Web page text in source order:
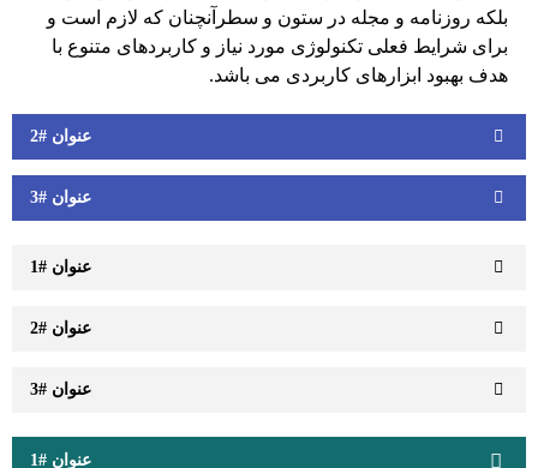
بلکه روزنامه و مجله در ستون و سطرآنچنان که لازم است و
برای شرایط فعلی تکنولوژی مورد نیاز و کاربردهای متنوع با
هدف بهبود ابزارهای کاربردی می باشد.
عنوان #2
عنوان #3
عنوان #1
عنوان #2
عنوان #3
عنوان #1